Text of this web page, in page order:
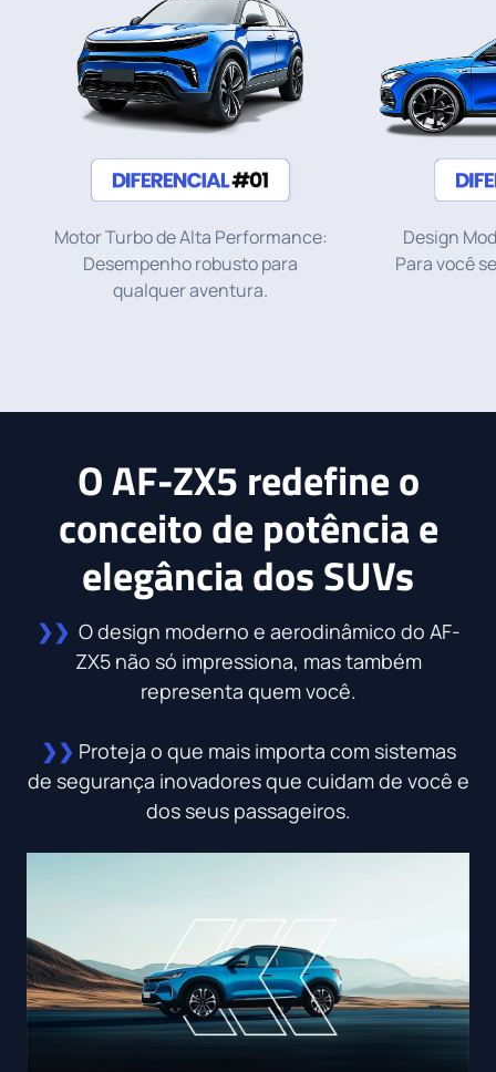
Motor Turbo de Alta Performance:
Desempenho robusto para
qualquer aventura.
Design
Para você
O AF-ZX5 redefine o
conceito de potência e
elegância dos SUVs
❯❯ O design moderno e aerodinâmico do AF-
ZX5 não só impressiona, mas também
representa quem você.
❯❯ Proteja o que mais importa com sistemas
de segurança inovadores que cuidam de você e
dos seus passageiros.